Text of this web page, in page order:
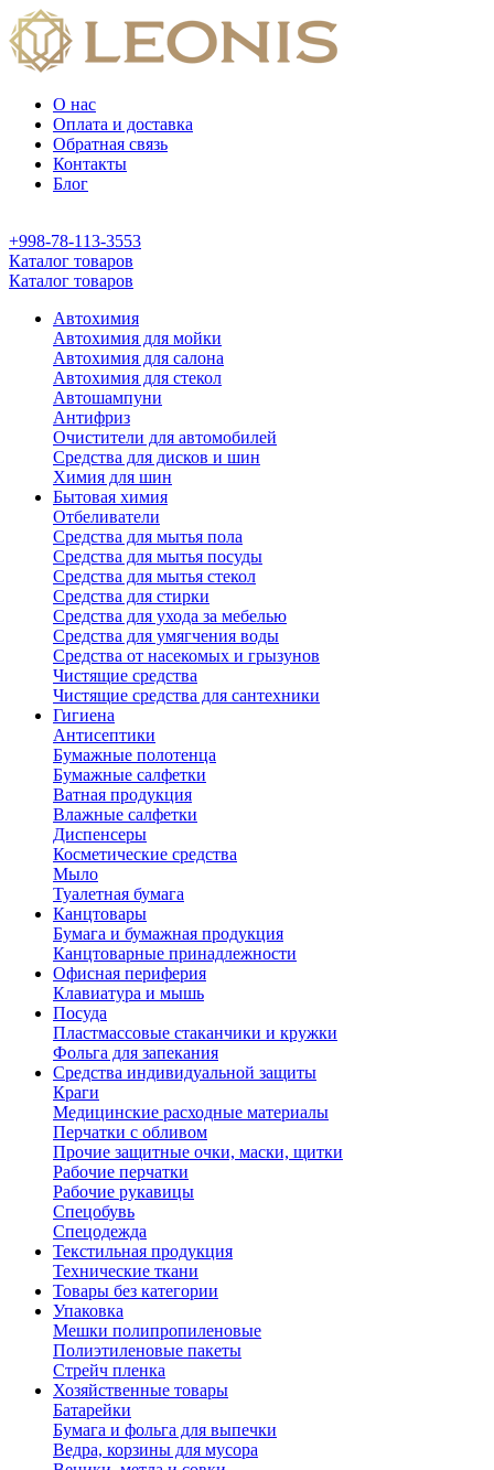
О нас
Оплата и доставка
Обратная связь
Контакты
Блог
+998-78-113-3553
Каталог товаров
Каталог товаров
Автохимия
Автохимия для мойки
Автохимия для салона
Автохимия для стекол
Автошампуни
Антифриз
Очистители для автомобилей
Средства для дисков и шин
Химия для шин
Бытовая химия
Отбеливатели
Средства для мытья пола
Средства для мытья посуды
Средства для мытья стекол
Средства для стирки
Средства для ухода за мебелью
Средства для умягчения воды
Средства от насекомых и грызунов
Чистящие средства
Чистящие средства для сантехники
Гигиена
Антисептики
Бумажные полотенца
Бумажные салфетки
Ватная продукция
Влажные салфетки
Диспенсеры
Косметические средства
Мыло
Туалетная бумага
Канцтовары
Бумага и бумажная продукция
Канцтоварные принадлежности
Офисная периферия
Клавиатура и мышь
Посуда
Пластмассовые стаканчики и кружки
Фольга для запекания
Средства индивидуальной защиты
Краги
Медицинские расходные материалы
Перчатки с обливом
Прочие защитные очки, маски, щитки
Рабочие перчатки
Рабочие рукавицы
Спецобувь
Спецодежда
Текстильная продукция
Технические ткани
Товары без категории
Упаковка
Мешки полипропиленовые
Полиэтиленовые пакеты
Стрейч пленка
Хозяйственные товары
Батарейки
Бумага и фольга для выпечки
Ведра, корзины для мусора